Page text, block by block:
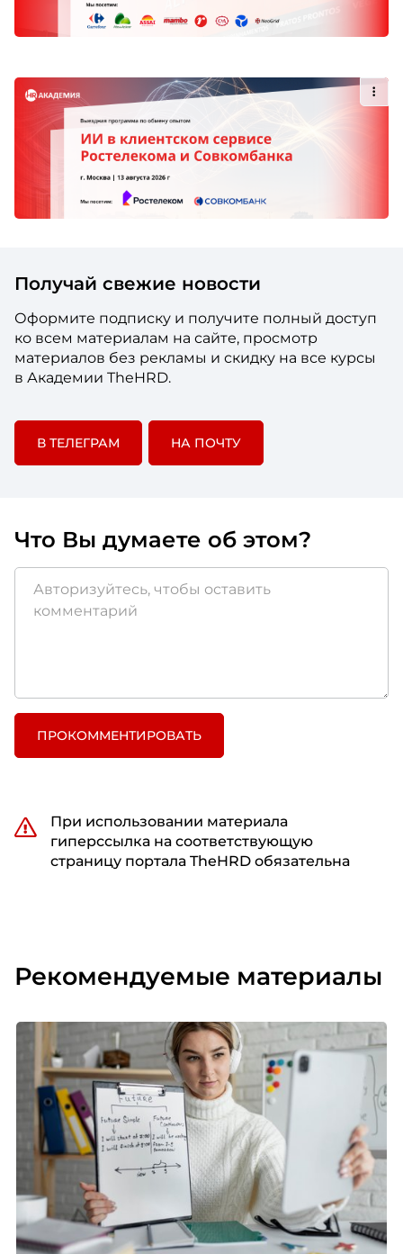
Получай свежие новости
Оформите подписку и получите полный доступ
ко всем материалам на сайте, просмотр
материалов без рекламы и скидку на все курсы
в Академии TheHRD.
В ТЕЛЕГРАМ НА ПОЧТУ
Что Вы думаете об этом?
ПРОКОММЕНТИРОВАТЬ
При использовании материала
гиперссылка на соответствующую
страницу портала TheHRD обязательна
Рекомендуемые материалы